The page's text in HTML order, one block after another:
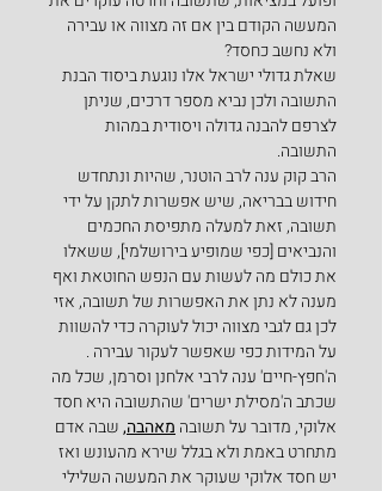
המעשה הקודם בין אם זה מצווה או עבירה
ולא נחשב כחסד?
שאלת גדולי ישראל אלו נוגעת ביסוד הבנת
התשובה ולכן נביא מספר דרכים, שניתן
לצרפם להבנה גדולה ויסודית במהות
התשובה.
הרב קוק ענה לרב הוטנר, שהיות ונתחדש
חידוש בבריאה, שיש אפשרות לתקן על ידי
תשובה, זאת למעלה מתפיסת החכמים
והנביאים [כפי שמופיע בירושלמי], ששאלו
את כולם מה לעשות עם הנפש החוטאת ואף
מענה לא נתן את האפשרות של תשובה, אזי
לכן גם לגבי מצווה יכול לעוקרה כדי להשוות
על המידות כפי שאפשר לעקור עבירה .
ה'חפץ-חיים' ענה לרבי אלחנן וסרמן, שכל מה
שכתב ה'מסילת ישרים' שהתשובה היא חסד
אלוקי, מדובר על תשובה מאהבה, שבה אדם
מתחרט באמת ולא בגלל שירא מהעונש ואז
יש חסד אלוקי שעוקר את המעשה השלילי